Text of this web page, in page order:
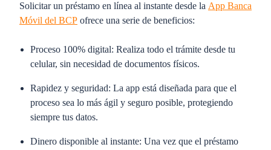
Solicitar un préstamo en línea al instante desde la App Banca
Móvil del BCP ofrece una serie de beneficios:
Proceso 100% digital: Realiza todo el trámite desde tu
celular, sin necesidad de documentos físicos.
Rapidez y seguridad: La app está diseñada para que el
proceso sea lo más ágil y seguro posible, protegiendo
siempre tus datos.
Dinero disponible al instante: Una vez que el préstamo